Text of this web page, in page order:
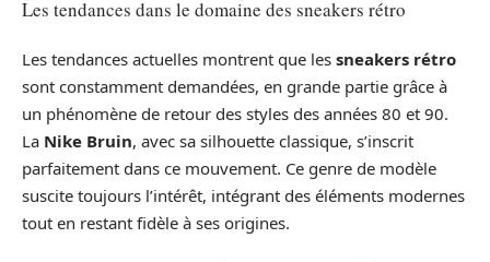
Les tendances dans le domaine des sneakers rétro
Les tendances actuelles montrent que les sneakers rétro
sont constamment demandées, en grande partie grâce à
un phénomène de retour des styles des années 80 et 90.
La Nike Bruin, avec sa silhouette classique, s’inscrit
parfaitement dans ce mouvement. Ce genre de modèle
suscite toujours l’intérêt, intégrant des éléments modernes
tout en restant fidèle à ses origines.